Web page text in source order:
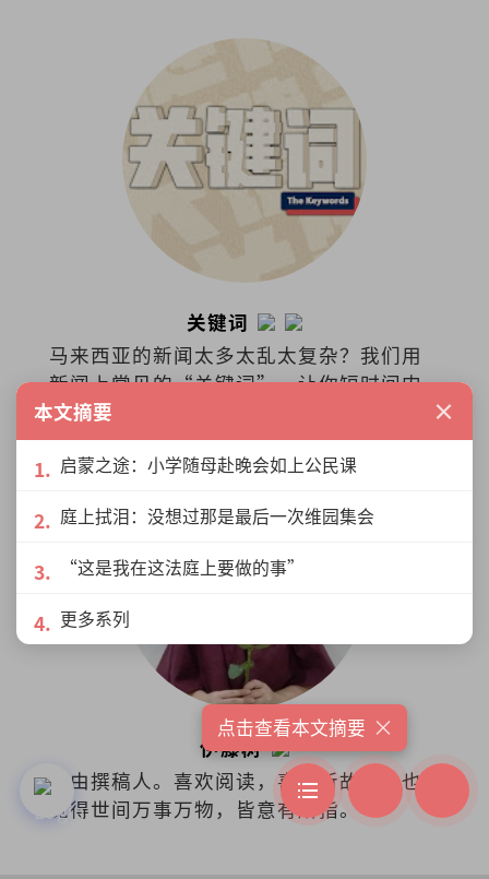
关键词
马来西亚的新闻太多太乱太复杂？我们用
新闻上常见的“关键词”，让你短时间内
搞懂马来西亚所发生的大小事。
伊藤树
自由撰稿人。喜欢阅读，喜欢听故事，也
觉得世间万事万物，皆意有所指。
本文摘要 ×
启蒙之途：小学随母赴晚会如上公民课
庭上拭泪：没想过那是最后一次维园集会
“这是我在这法庭上要做的事”
更多系列
点击查看本文摘要 ×